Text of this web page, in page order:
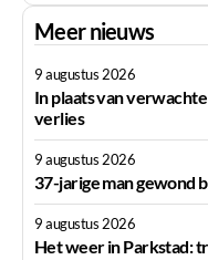
Meer nieuws
9 augustus 2026
In plaats van
verlies
9 augustus 2026
37-jarige man gewond
9 augustus 2026
Het weer in Parkstad: